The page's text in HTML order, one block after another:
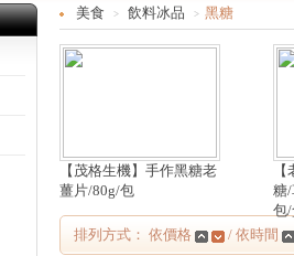
美食 > 飲料冰品 > 黑糖
【茂格生機】手作黑糖老
薑片/80g/包
糖
包
排列方式： 依價格
/ 依時間